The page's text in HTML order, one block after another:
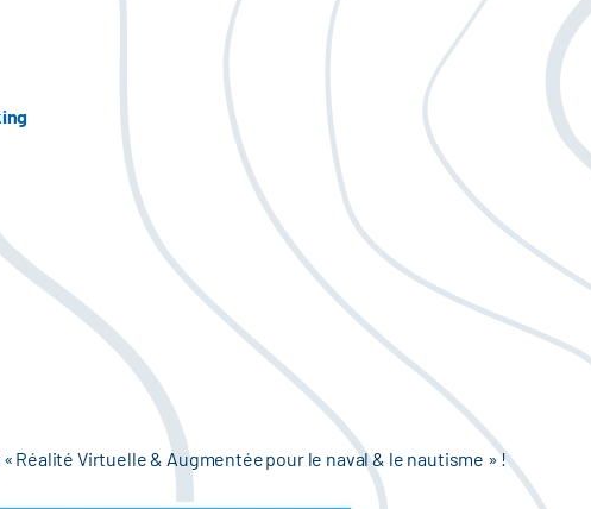
Réalité Virtuelle & Augmentée pour le naval & le nautisme » !